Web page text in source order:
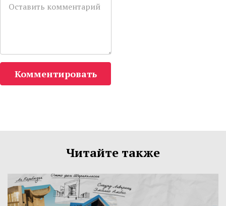
Комментировать
Читайте также